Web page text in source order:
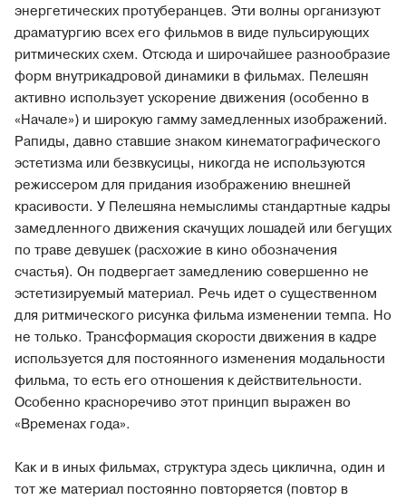
энергетических протуберанцев. Эти волны организуют
драматургию всех его фильмов в виде пульсирующих
ритмических схем. Отсюда и широчайшее разнообразие
форм внутрикадровой динамики в фильмах. Пелешян
активно использует ускорение движения (особенно в
«Начале») и широкую гамму замедленных изображений.
Рапиды, давно ставшие знаком кинематографического
эстетизма или безвкусицы, никогда не используются
режиссером для придания изображению внешней
красивости. У Пелешяна немыслимы стандартные кадры
замедленного движения скачущих лошадей или бегущих
по траве девушек (расхожие в кино обозначения
счастья). Он подвергает замедлению совершенно не
эстетизируемый материал. Речь идет о существенном
для ритмического рисунка фильма изменении темпа. Но
не только. Трансформация скорости движения в кадре
используется для постоянного изменения модальности
фильма, то есть его отношения к действительности.
Особенно красноречиво этот принцип выражен во
«Временах года».
Как и в иных фильмах, структура здесь циклична, один и
тот же материал постоянно повторяется (повтор в